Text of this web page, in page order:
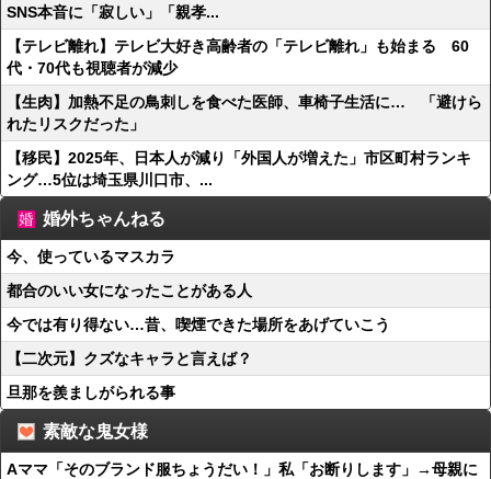
SNS本音に「寂しい」「親孝...
【テレビ離れ】テレビ大好き高齢者の「テレビ離れ」も始まる 60
代・70代も視聴者が減少
【生肉】加熱不足の鳥刺しを食べた医師、車椅子生活に… 「避けら
れたリスクだった」
【移民】2025年、日本人が減り「外国人が増えた」市区町村ランキ
ング…5位は埼玉県川口市、...
婚外ちゃんねる
今、使っているマスカラ
都合のいい女になったことがある人
今では有り得ない…昔、喫煙できた場所をあげていこう
【二次元】クズなキャラと言えば？
旦那を羨ましがられる事
素敵な鬼女様
Aママ「そのブランド服ちょうだい！」私「お断りします」→母親に